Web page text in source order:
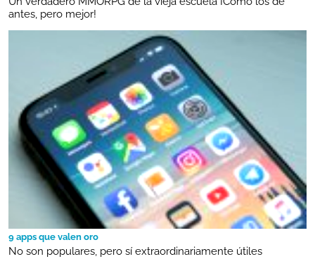
antes, pero mejor!
9 apps que valen oro
No son populares, pero sí extraordinariamente útiles